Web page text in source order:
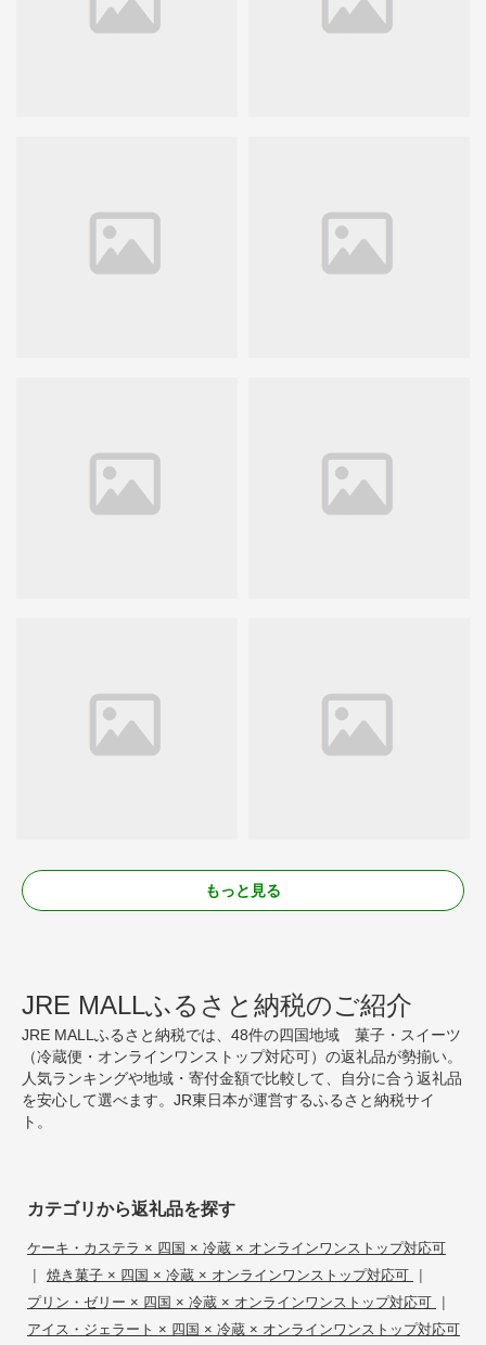
もっと見る
JRE MALLふるさと納税のご紹介
JRE MALLふるさと納税では、48件の四国地域 菓子・スイーツ
（冷蔵便・オンラインワンストップ対応可）の返礼品が勢揃い。
人気ランキングや地域・寄付金額で比較して、自分に合う返礼品
を安心して選べます。JR東日本が運営するふるさと納税サイ
ト。
カテゴリから返礼品を探す
ケーキ・カステラ × 四国 × 冷蔵 × オンラインワンストップ対応可
| 焼き菓子 × 四国 × 冷蔵 × オンラインワンストップ対応可 |
プリン・ゼリー × 四国 × 冷蔵 × オンラインワンストップ対応可 |
アイス・ジェラート × 四国 × 冷蔵 × オンラインワンストップ対応可